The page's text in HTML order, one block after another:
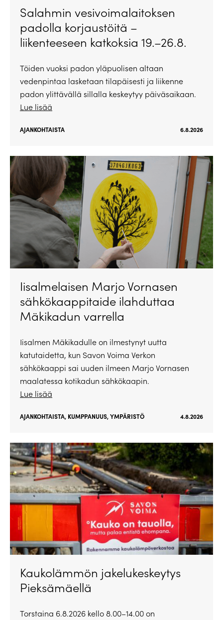
Salahmin vesivoimalaitoksen
padolla korjaustöitä –
liikenteeseen katkoksia 19.–26.8.
Töiden vuoksi padon yläpuolisen altaan
vedenpintaa lasketaan tilapäisesti ja liikenne
padon ylittävällä sillalla keskeytyy päiväsaikaan.
Lue lisää
AJANKOHTAISTA 6.8.2026
Iisalmelaisen Marjo Vornasen
sähkökaappitaide ilahduttaa
Mäkikadun varrella
Iisalmen Mäkikadulle on ilmestynyt uutta
katutaidetta, kun Savon Voima Verkon
sähkökaappi sai uuden ilmeen Marjo Vornasen
maalatessa kotikadun sähkökaapin.
Lue lisää
AJANKOHTAISTA, KUMPPANUUS,YMPÄRISTÖ 4.8.2026
Kaukolämmön jakelukeskeytys
Pieksämäellä
Torstaina 6.8.2026 kello 8.00–14.00 on